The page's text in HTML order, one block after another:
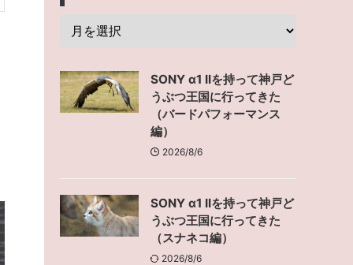
SONY α1 IIを持って神戸ど
うぶつ王国に行ってきた
（バードパフォーマンス
編）
2026/8/6
SONY α1 IIを持って神戸ど
うぶつ王国に行ってきた
（スナネコ編）
2026/8/6